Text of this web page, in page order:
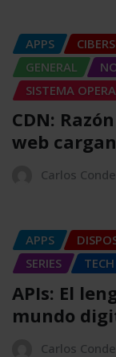
APPS
GENERAL
SISTEMA
CDN:
web
Carlos Conde
APPS
SERIES
TECH
APIs: El
mundo
Carlos Conde